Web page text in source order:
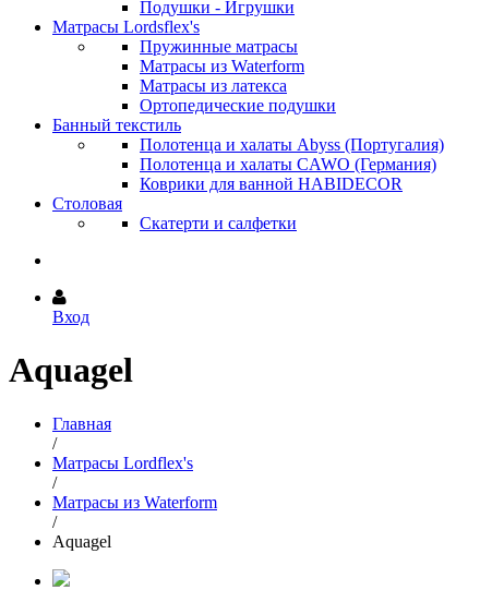
Подушки - Игрушки
Матрасы Lordsflex's
Пружинные матрасы
Матрасы из Waterform
Матрасы из латекса
Ортопедические подушки
Банный текстиль
Полотенца и халаты Abyss (Португалия)
Полотенца и халаты CAWO (Германия)
Коврики для ванной HABIDECOR
Столовая
Скатерти и салфетки
Вход
Aquagel
Главная
/
Матрасы Lordflex's
/
Матрасы из Waterform
/
Aquagel